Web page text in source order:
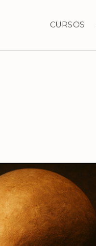
CURSOS